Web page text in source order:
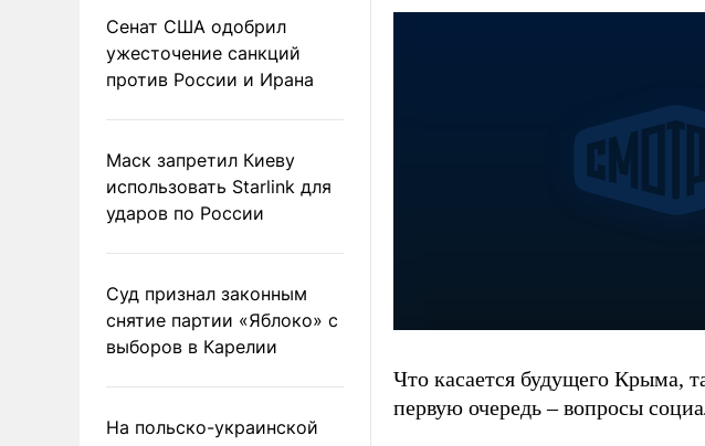
Сенат США одобрил
ужесточение санкций
против России и Ирана
Маск запретил Киеву
использовать Starlink для
ударов по России
Суд признал законным
снятие партии «Яблоко» с
выборов в Карелии
На польско-украинской
Что касается будущего Крыма,
первую очередь – вопросы